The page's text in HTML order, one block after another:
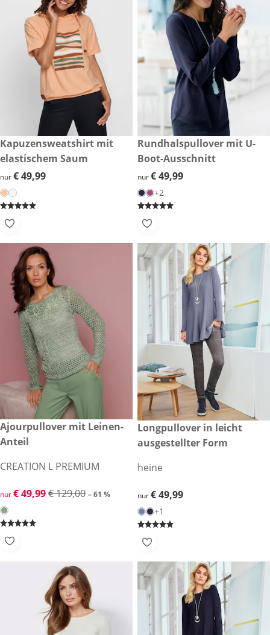
€ 49,99
Kapuzensweatshirt mit
elastischem Saum
€ 49,99
nur€ 49,99
€ 49,99
Rundhalspullover mit U-
Boot-Ausschnitt
€ 49,99
nur€ 49,99
+2
reduzierter Preis € 49,99, vorheriger Preis: € 129,00
-61 %
Ajourpullover mit Leinen-
Anteil
CREATION L PREMIUM
reduzierter Preis € 49,99, vorheriger Preis: € 129,00
nur€ 49,99€ 129,00 – 61 %
€ 49,99
Longpullover in leicht
ausgestellter Form
heine
€ 49,99
nur€ 49,99
+1